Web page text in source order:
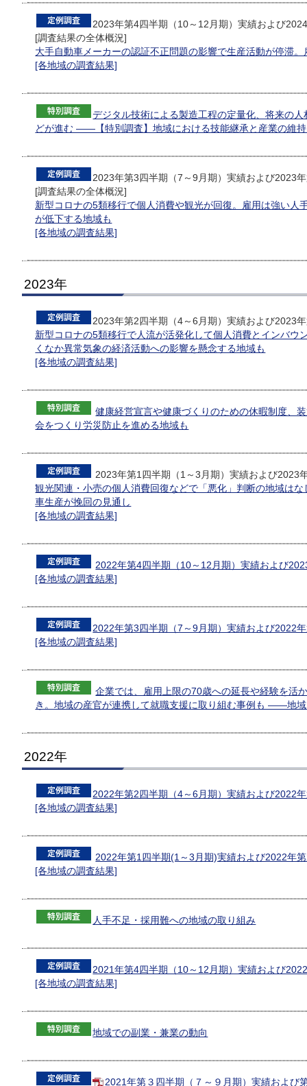
2023年第4四半期（10～12月期）実績および
[調査結果の全体概況]
大手自動車メーカーの認証不正問題の影響で生産活動が停滞
[各地域の調査結果]
デジタル技術による製造工程の定量化、将来の
どが進む ――【特別調査】地域における技能継承と産業の維
2023年第3四半期（7～9月期）実績および2023
[調査結果の全体概況]
新型コロナの5類移行で個人消費や観光が回復。雇用は強い人
が低下する地域も
[各地域の調査結果]
2023年
2023年第2四半期（4～6月期）実績および2023
新型コロナの5類移行で人流が活発化して個人消費とインバウ
くなか異常気象の経済活動への影響を懸念する地域も
[各地域の調査結果]
健康経営宣言や健康づくりのための休暇制度、
会をつくり労災防止を進める地域も
2023年第1四半期（1～3月期）実績および2023
観光関連・小売の個人消費回復などで「悪化」判断の地域は
車生産が挽回の見通し
[各地域の調査結果]
2022年第4四半期（10～12月期）実績および
[各地域の調査結果]
2022年第3四半期（7～9月期）実績および2022
[各地域の調査結果]
企業では、雇用上限の70歳への延長や経験を活
き。地域の産官が連携して就職支援に取り組む事例も ――地
2022年
2022年第2四半期（4～6月期）実績および2022
[各地域の調査結果]
2022年第1四半期(1～3月期)実績および2022年
[各地域の調査結果]
人手不足・採用難への地域の取り組み
2021年第4四半期（10～12月期）実績および
[各地域の調査結果]
地域での副業・兼業の動向
2021年第３四半期（７～９月期）実績および